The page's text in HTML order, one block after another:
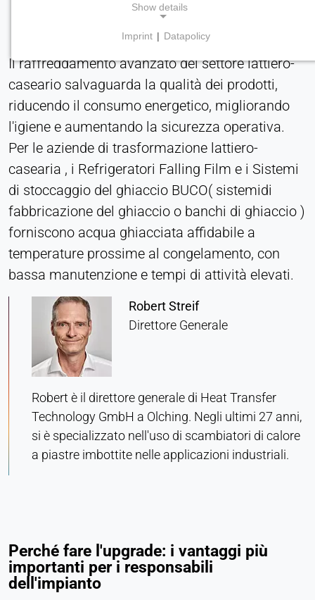
Il raffreddamento avanzato del settore lattiero-
caseario salvaguarda la qualità dei prodotti,
riducendo il consumo energetico, migliorando
l'igiene e aumentando la sicurezza operativa.
Per le aziende di trasformazione lattiero-
casearia , i Refrigeratori Falling Film e i Sistemi
di stoccaggio del ghiaccio BUCO( sistemidi
fabbricazione del ghiaccio o banchi di ghiaccio )
forniscono acqua ghiacciata affidabile a
temperature prossime al congelamento, con
bassa manutenzione e tempi di attività elevati.
Robert Streif
Direttore Generale
Robert è il direttore generale di Heat Transfer
Technology GmbH a Olching. Negli ultimi 27 anni,
si è specializzato nell'uso di scambiatori di calore
a piastre imbottite nelle applicazioni industriali.
Perché fare l'upgrade: i vantaggi più
importanti per i responsabili
dell'impianto
Show details
Necessari per le funzionalità principali del sito
web, come la navigazione e il salvataggio delle
preferenze sulla privacy. Questi cookie non
possono essere disattivati.
cookie_consenso
Name:
consenso
Heat Transfer Technology
Memorizza le impostazioni sulla privacy
Cookie duration:
1 anno
STATISTICHE
Utilizzate per capire come viene utilizzato il sito
web e per migliorare le prestazioni e l'usabilità. I
dati vengono elaborati in forma anonima.
Statistica
Cookie duration:
Sessione
Imprint | Datapolicy